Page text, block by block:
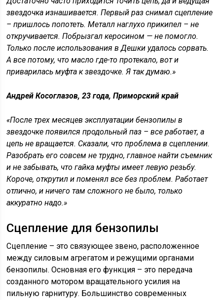
звездочка изнашивается. Первый раз снимал сцепление
– пришлось попотеть. Металл наглухо прикипел – не
откручивается. Побрызгал керосином — не помогло.
Только после использования в Дешки удалось сорвать.
А все потому, что масло где-то протекало, вот и
приварилась муфта к звездочке. Я так думаю.»
Андрей Косоглазов, 23 года, Приморский край
«После трех месяцев эксплуатации бензопилы в
звездочке появился продольный паз – все работает, а
цепь не вращается. Сказали, что проблема в сцеплении.
Разобрать его совсем не трудно, главное найти съемник
и не забывать, что гайка муфты имеет левую резьбу.
Короче, открутил и поменял все без проблем. Работает
отлично, и ничего там сложного не было, только
аккуратно надо.»
Сцепление для бензопилы
Сцепление – это связующее звено, расположенное
между силовым агрегатом и режущими органами
бензопилы. Основная его функция – это передача
созданного мотором вращательного усилия на
пильную гарнитуру. Большинство современных